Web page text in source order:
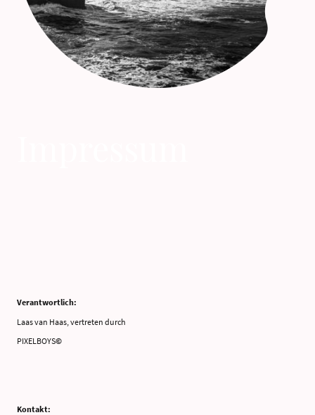
Verantwortlich:
Laas van Haas, vertreten durch
PIXELBOYS©
Kontakt: